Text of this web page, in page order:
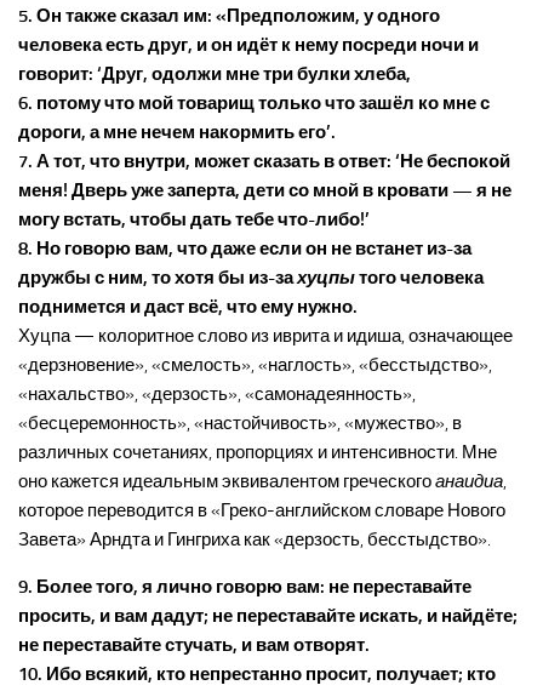
5. Он также сказал им: «Предположим, у одного
человека есть друг, и он идёт к нему посреди ночи и
говорит: ‘Друг, одолжи мне три булки хлеба,
6. потому что мой товарищ только что зашёл ко мне с
дороги, а мне нечем накормить его’.
7. А тот, что внутри, может сказать в ответ: ‘Не беспокой
меня! Дверь уже заперта, дети со мной в кровати — я не
могу встать, чтобы дать тебе что-либо!’
8. Но говорю вам, что даже если он не встанет из-за
дружбы с ним, то хотя бы из-захуцпытого человека
поднимется и даст всё, что ему нужно.
Хуцпа — колоритное слово из иврита и идиша, означающее
«дерзновение», «смелость», «наглость», «бесстыдство»,
«нахальство», «дерзость», «самонадеянность»,
«бесцеремонность», «настойчивость», «мужество», в
различных сочетаниях, пропорциях и интенсивности. Мне
оно кажется идеальным эквивалентом греческогоанаидиа,
которое переводится в «Греко-английском словаре Нового
Завета» Арндта и Гингриха как «дерзость, бесстыдство».
9. Более того, я лично говорю вам: не переставайте
просить, и вам дадут; не переставайте искать, и найдёте;
не переставайте стучать, и вам отворят.
10. Ибо всякий, кто непрестанно просит, получает; кто